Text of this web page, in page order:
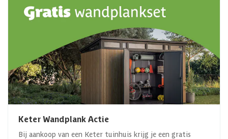
Keter Wandplank Actie
Bij aankoop van een Keter tuinhuis krijg je een gratis